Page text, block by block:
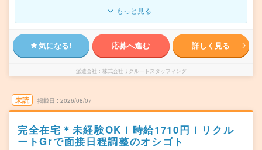
もっと見る
気になる! 応募へ進む 詳しく見る
派遣会社 株式会社リクルートスタッフィング
未読 掲載日 2026/08/07
完全在宅＊未経験OK！時給1710円！リクル
ートGrで面接日程調整のオシゴト